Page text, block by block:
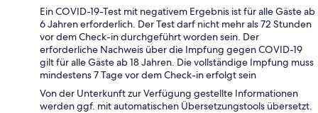
Ein COVID-19-Test mit negativem Ergebnis ist für alle Gäste ab
6 Jahren erforderlich. Der Test darf nicht mehr als 72 Stunden
vor dem Check-in durchgeführt worden sein. Der
erforderliche Nachweis über die Impfung gegen COVID-19
gilt für alle Gäste ab 18 Jahren. Die vollständige Impfung muss
mindestens 7 Tage vor dem Check-in erfolgt sein
Von der Unterkunft zur Verfügung gestellte Informationen
werden ggf. mit automatischen Übersetzungstools übersetzt.